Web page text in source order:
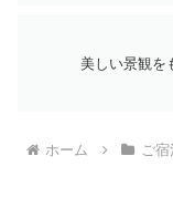
美しい景観を
ホーム ご